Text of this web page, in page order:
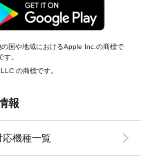
国や地域におけるApple Inc.の商標で
。
の商標です。
報
応機種一覧